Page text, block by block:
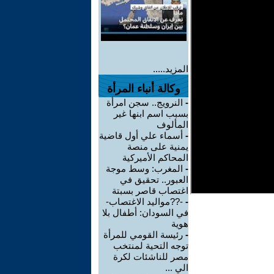
المزيد.....
وكالة أنباء المرأة
- النرويج.. سجن امرأة
بسبب اسم ابنها غير
المألوف
- أسماء علي أول قاضية
يمنية على منصة
المحاكم الأميركية
- المغرب: وسط موجة
العبور.. تحقيق في
اغتصاب قاصر بسبتة
- -??مواليد الاغتصاب-
في السودان: أطفال بلا
هوية
- رئيسة القومي للمرأة
توجه التحية لمنتخب
مصر للناشئات لكرة
الي ...